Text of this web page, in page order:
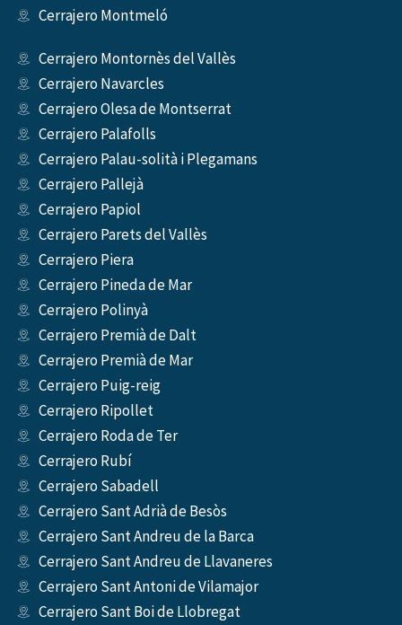
Cerrajero Montmeló
Cerrajero Montornès del Vallès
Cerrajero Navarcles
Cerrajero Olesa de Montserrat
Cerrajero Palafolls
Cerrajero Palau-solità i Plegamans
Cerrajero Pallejà
Cerrajero Papiol
Cerrajero Parets del Vallès
Cerrajero Piera
Cerrajero Pineda de Mar
Cerrajero Polinyà
Cerrajero Premià de Dalt
Cerrajero Premià de Mar
Cerrajero Puig-reig
Cerrajero Ripollet
Cerrajero Roda de Ter
Cerrajero Rubí
Cerrajero Sabadell
Cerrajero Sant Adrià de Besòs
Cerrajero Sant Andreu de la Barca
Cerrajero Sant Andreu de Llavaneres
Cerrajero Sant Antoni de Vilamajor
Cerrajero Sant Boi de Llobregat